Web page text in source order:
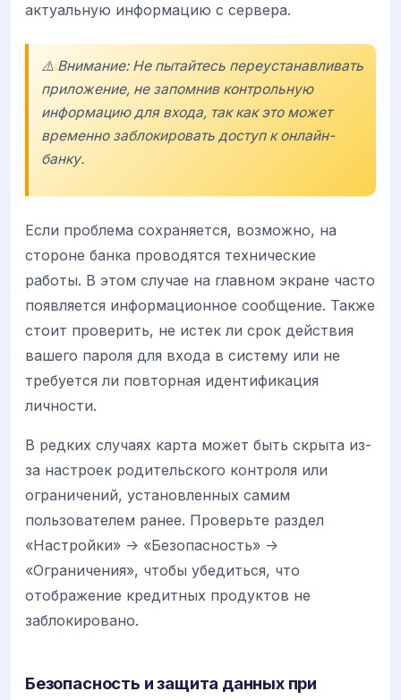
актуальную информацию с сервера.
⚠️ Внимание: Не пытайтесь переустанавливать
приложение, не запомнив контрольную
информацию для входа, так как это может
временно заблокировать доступ к онлайн-
банку.
Если проблема сохраняется, возможно, на
стороне банка проводятся технические
работы. В этом случае на главном экране часто
появляется информационное сообщение. Также
стоит проверить, не истек ли срок действия
вашего пароля для входа в систему или не
требуется ли повторная идентификация
личности.
В редких случаях карта может быть скрыта из-
за настроек родительского контроля или
ограничений, установленных самим
пользователем ранее. Проверьте раздел
«Настройки» -> «Безопасность» ->
«Ограничения», чтобы убедиться, что
отображение кредитных продуктов не
заблокировано.
Безопасность и защита данных при